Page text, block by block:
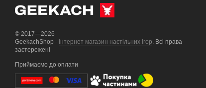
© 2017—2026
GeekachShop - інтернет магазин настільних ігор. Всі права
застережені
Приймаємо до оплати